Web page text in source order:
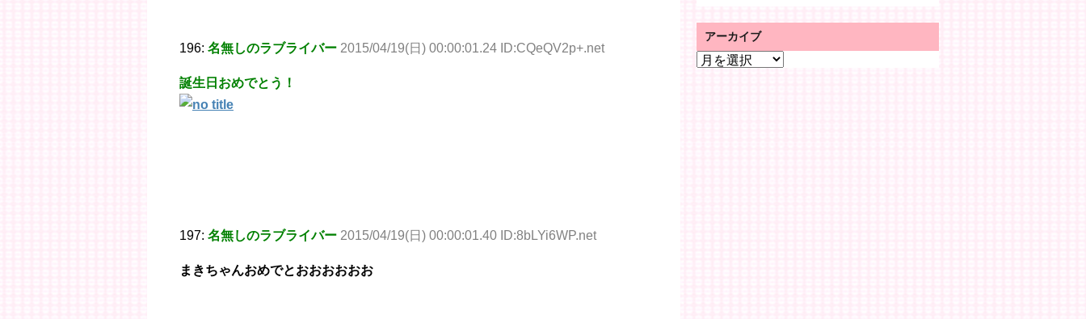
196: 名無しのラブライバー 2015/04/19(日) 00:00:01.24 ID:CQeQV2p+.net
誕生日おめでとう！
197: 名無しのラブライバー 2015/04/19(日) 00:00:01.40 ID:8bLYi6WP.net
まきちゃんおめでとおおおおおお
アーカイブ
ア